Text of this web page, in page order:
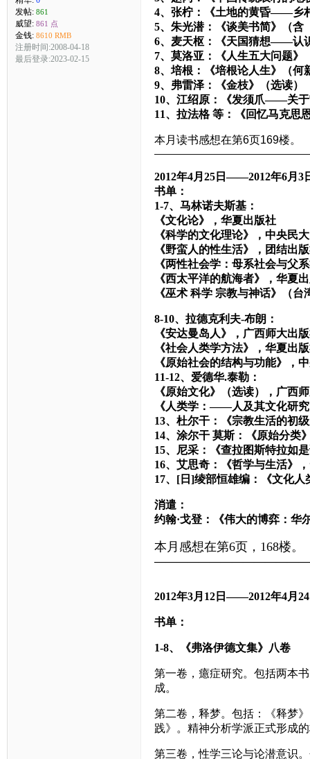
发帖: 861
威望: 861 点
金钱: 8610 RMB
注册时间:2008-04-18
最后登录:2023-02-15
4、张柠：《土地的黄昏——乡
5、朱光潜：《谈美书简》（含
6、麦天枢：《天国猜想——认
7、莫洛亚：《人生五大问题》
8、培根：《培根论人生》（何
9、弗雷泽：《金枝》（选读）
10、江绍原：《发须爪——关
11、拉法格 等：《回忆马克思
本月读书感想在第6页169楼。
2012年4月25日——2012年6月3
书单：
1-7、马林诺夫斯基：
《文化论》，华夏出版社
《科学的文化理论》，中央民
《野蛮人的性生活》，团结出
《两性社会学：母系社会与父
《西太平洋的航海者》，华夏
《巫术 科学 宗教与神话》（台
8-10、拉德克利夫-布朗：
《安达曼岛人》，广西师大出
《社会人类学方法》，华夏出
《原始社会的结构与功能》，
11-12、爱德华.泰勒：
《原始文化》（选读），广西
《人类学：——人及其文化研
13、杜尔干：《宗教生活的初
14、涂尔干 莫斯：《原始分类
15、尼采：《查拉图斯特拉如
16、艾思奇：《哲学与生活》
17、[日]绫部恒雄编：《文化人
消遣：
约翰·戈登：《伟大的博弈：华
本月感想在第6页，168楼。
2012年3月 12日——2012年4月 24
书单：
1-8、《弗洛伊德文集》八卷
第一卷，癔症研究。包括两本
成。
第二卷，释梦。包括：《释梦
践》。精神分析学派正式形成
第三卷，性学三论与论潜意识